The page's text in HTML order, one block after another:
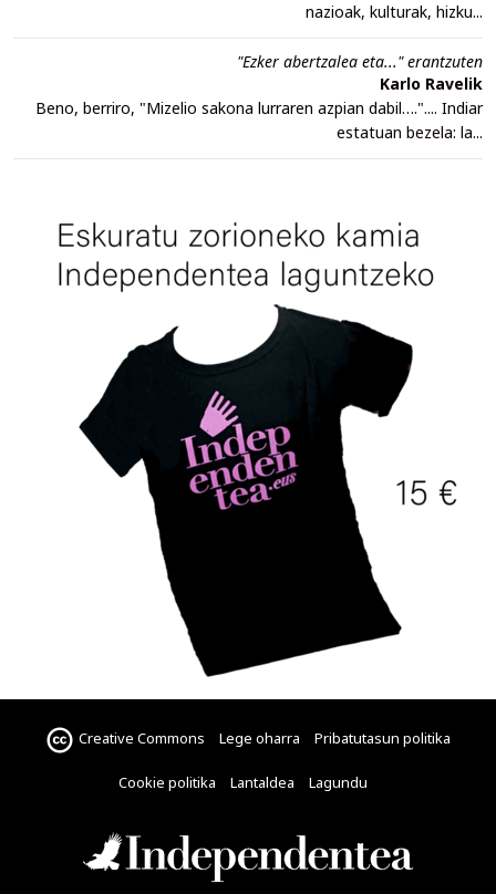
nazioak, kulturak, hizku...
"Ezker abertzalea eta..." erantzuten
Karlo Ravelik
Beno, berriro, "Mizelio sakona lurraren azpian dabil….".... Indiar
estatuan bezela: la...
Creative Commons Lege oharra Pribatutasun politika
Cookie politika Lantaldea Lagundu